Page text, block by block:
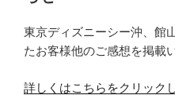
東京ディズニーシー沖、館
たお客様他のご感想を掲載
詳しくはこちらをクリック